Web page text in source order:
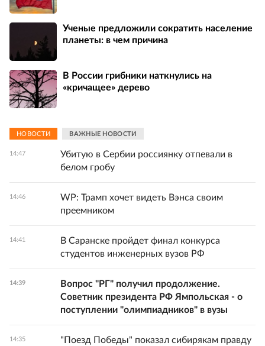
Ученые предложили сократить население
планеты: в чем причина
В России грибники наткнулись на
«кричащее» дерево
НОВОСТИ ВАЖНЫЕ НОВОСТИ
14:47
Убитую в Сербии россиянку отпевали в
белом гробу
14:46
WP: Трамп хочет видеть Вэнса своим
преемником
14:41
В Саранске пройдет финал конкурса
студентов инженерных вузов РФ
14:39
Вопрос "РГ" получил продолжение.
Советник президента РФ Ямпольская - о
поступлении "олимпиадников" в вузы
14:35
"Поезд Победы" показал сибирякам правду